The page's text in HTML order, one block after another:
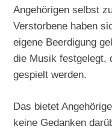
Angehörigen selbst
Verstorbene haben
eigene Beerdigung
die Musik festgelegt,
gespielt werden.
Das bietet
keine Gedanken